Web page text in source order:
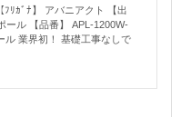
ﾌﾘｶﾞﾅ】 アバニアクト 【出
ール 【品番】 APL-1200W-
ル 業界初！ 基礎工事なしで